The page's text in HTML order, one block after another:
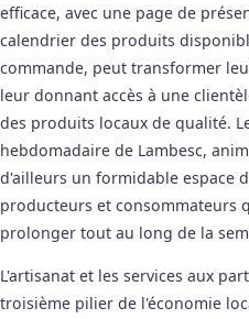
efficace, avec une page de
calendrier des produits
commande, peut transformer
leur donnant accès à une
des produits locaux de qualité.
hebdomadaire de Lambesc,
d'ailleurs un formidable espace
producteurs et consommateurs
prolonger tout au long de la
L'artisanat et les services aux
troisième pilier de l'économie